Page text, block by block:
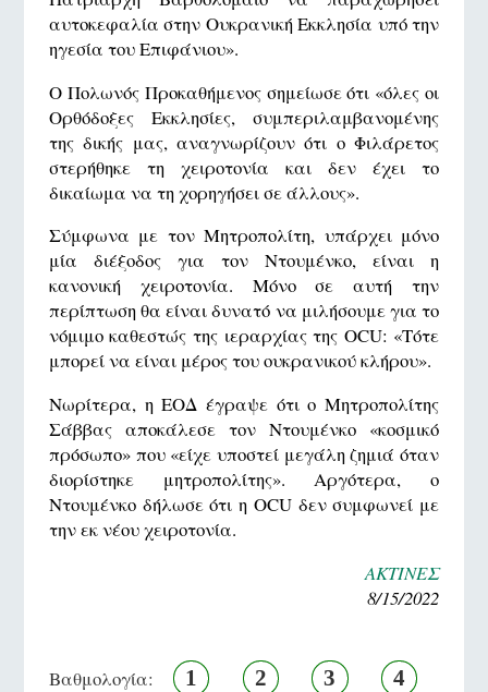
αυτοκεφαλία στην Ουκρανική Εκκλησία υπό την
ηγεσία του Επιφάνιου».
Ο Πολωνός Προκαθήμενος σημείωσε ότι «όλες οι
Ορθόδοξες Εκκλησίες, συμπεριλαμβανομένης
της δικής μας, αναγνωρίζουν ότι ο Φιλάρετος
στερήθηκε τη χειροτονία και δεν έχει το
δικαίωμα να τη χορηγήσει σε άλλους».
Σύμφωνα με τον Μητροπολίτη, υπάρχει μόνο
μία διέξοδος για τον Ντουμένκο, είναι η
κανονική χειροτονία. Μόνο σε αυτή την
περίπτωση θα είναι δυνατό να μιλήσουμε για το
νόμιμο καθεστώς της ιεραρχίας της OCU: «Τότε
μπορεί να είναι μέρος του ουκρανικού κλήρου».
Νωρίτερα, η ΕΟΔ έγραψε ότι ο Μητροπολίτης
Σάββας αποκάλεσε τον Ντουμένκο «κοσμικό
πρόσωπο» που «είχε υποστεί μεγάλη ζημιά όταν
διορίστηκε μητροπολίτης». Αργότερα, ο
Ντουμένκο δήλωσε ότι η OCU δεν συμφωνεί με
την εκ νέου χειροτονία.
ΑΚΤΙΝΕΣ
8/15/2022
Βαθμολογία: 1 2 3 4